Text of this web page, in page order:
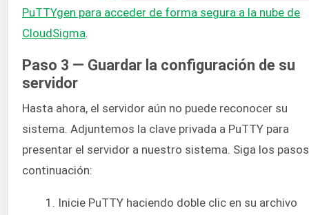
PuTTYgen para acceder de forma segura a la nube de
CloudSigma.
Paso 3 — Guardar la configuración de su
servidor
Hasta ahora, el servidor aún no puede reconocer su
sistema. Adjuntemos la clave privada a PuTTY para
presentar el servidor a nuestro sistema. Siga los
continuación:
Inicie PuTTY haciendo doble clic en su archivo